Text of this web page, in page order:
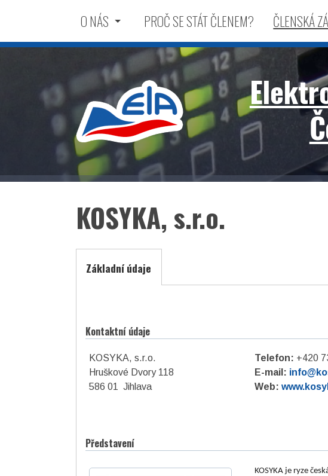
O NÁS PROČ SE STÁT ČLENEM? ČLENSKÁ
Elektrotechnická
KOSYKA, s.r.o.
Základní údaje
Kontaktní údaje
KOSYKA, s.r.o.
Hruškové Dvory 118
586 01 Jihlava
Telefon: +420
E-mail:
Web:
Představení
KOSYKA je ryze